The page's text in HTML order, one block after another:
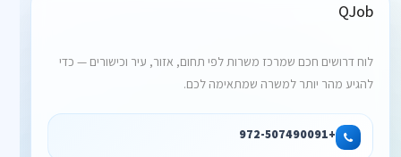
QJob
לוח דרושים חכם שמרכז משרות לפי תחום, אזור, עיר וכישורים — כדי
להגיע מהר יותר למשרה שמתאימה לכם.
+972-507490091